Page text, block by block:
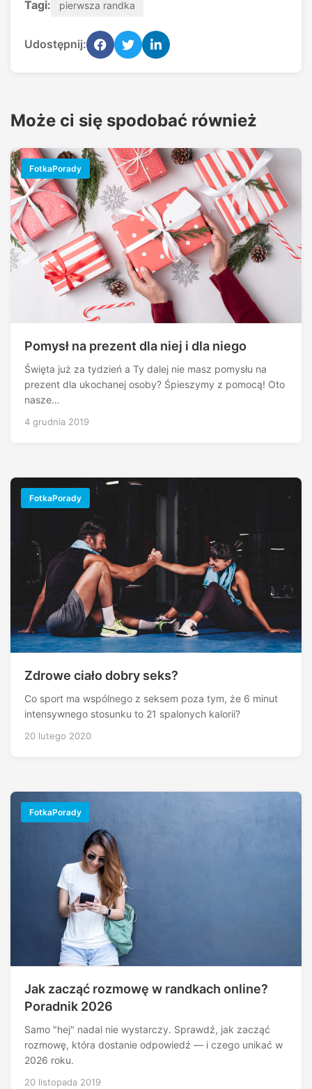
Tagi: pierwsza randka
Udostępnij:
Może ci się spodobać również
FotkaPorady
Pomysł na prezent dla niej i dla niego
Święta już za tydzień a Ty dalej nie masz pomysłu na
prezent dla ukochanej osoby? Śpieszymy z pomocą! Oto
nasze…
4 grudnia 2019
FotkaPorady
Zdrowe ciało dobry seks?
Co sport ma wspólnego z seksem poza tym, że 6 minut
intensywnego stosunku to 21 spalonych kalorii?
20 lutego 2020
FotkaPorady
Jak zacząć rozmowę w randkach online?
Poradnik 2026
Samo "hej" nadal nie wystarczy. Sprawdź, jak zacząć
rozmowę, która dostanie odpowiedź — i czego unikać w
2026 roku.
20 listopada 2019